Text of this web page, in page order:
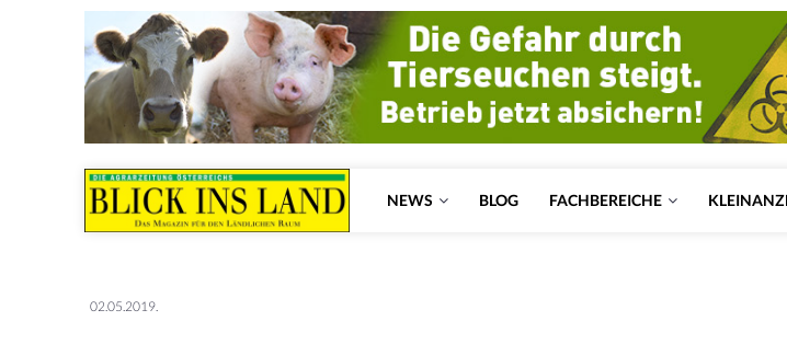
NEWS BLOG FACHBEREICHE
02.05.2019.